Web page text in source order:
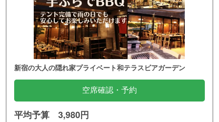
新宿の大人の隠れ家プライベート和テラスビアガーデン
空席確認・予約
平均予算 3,980円